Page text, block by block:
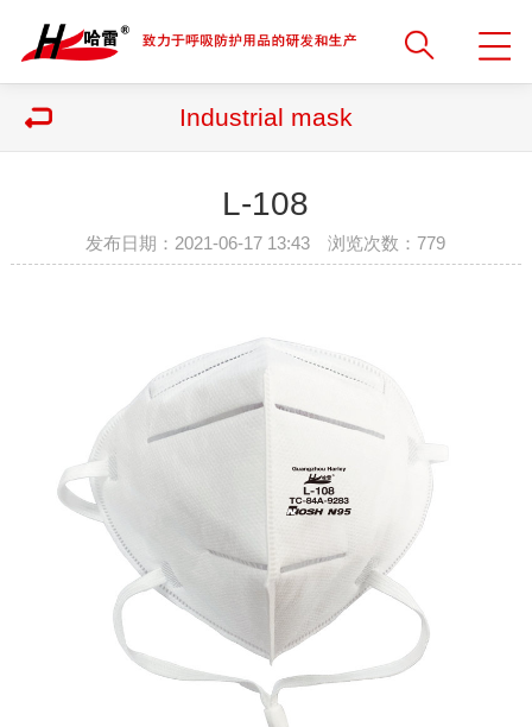
Industrial mask
L-108
发布日期：2021-06-17 13:43 浏览次数：779